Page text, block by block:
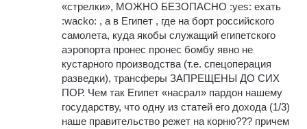
«стрелки», МОЖНО БЕЗОПАСНО :yes: ехать
:wacko: , а в Египет , где на борт российского
самолета, куда якобы служащий египетского
аэропорта пронес пронес бомбу явно не
кустарного производства (т.е. спецоперация
разведки), трансферы ЗАПРЕЩЕНЫ ДО СИХ
ПОР. Чем так Египет «насрал» пардон нашему
государству, что одну из статей его дохода (1/3)
наше правительство режет на корню??? причем